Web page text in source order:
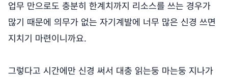
업무 만으로도 충분히 한계치까지 리소스를 쓰는 경우가
많기 때문에 의무가 없는 자기계발에 너무 많은 신경 쓰면
지치기 마련이니까요.
그렇다고 시간에만 신경 써서 대충 읽는둥 마는둥 지나가